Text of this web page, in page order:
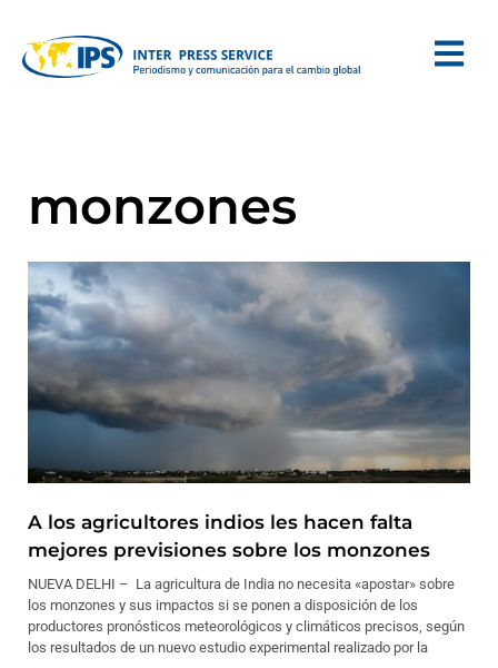
monzones
A los agricultores indios les hacen falta
mejores previsiones sobre los monzones
NUEVA DELHI – La agricultura de India no necesita «apostar» sobre
los monzones y sus impactos si se ponen a disposición de los
productores pronósticos meteorológicos y climáticos precisos, según
los resultados de un nuevo estudio experimental realizado por la